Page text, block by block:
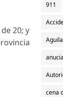
20; y
911
cena